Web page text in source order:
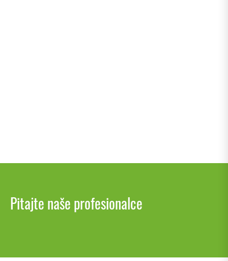
Pitajte naše profesionalce